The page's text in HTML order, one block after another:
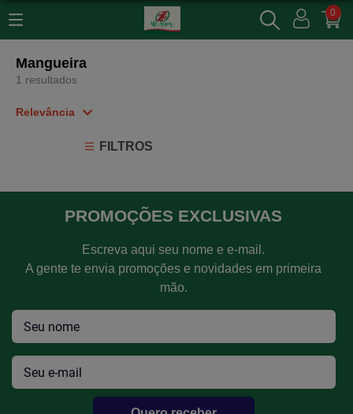
0
Mangueira
1 resultados
Relevância
FILTROS
PROMOÇÕES EXCLUSIVAS
Escreva aqui seu nome e e-mail.
A gente te envia promoções e novidades em primeira
mão.